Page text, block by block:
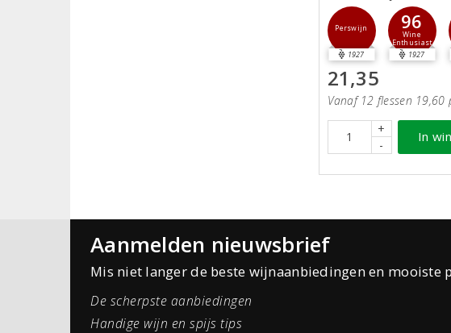
Perswijn
1927
96
Wine
Enthusiast
1927
21,35
Vanaf 12 flessen 19,60
+
-
In
Aanmelden nieuwsbrief
Mis niet langer de beste wijnaanbiedingen en mooiste
De scherpste aanbiedingen
Handige wijn en spijs tips